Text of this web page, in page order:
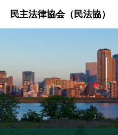
民法協とは
民主法律時報
決議・声明・意見書